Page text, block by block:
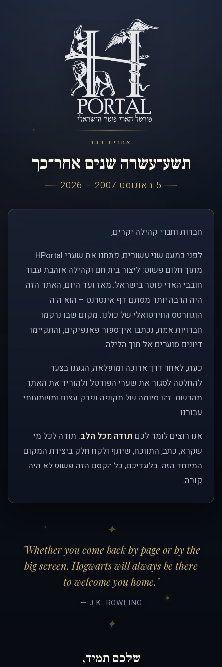
אחרית דבר
תשע־עשרה שנים אחר־כך
5 באוגוסט 2007 – 2026
חברות וחברי קהילה יקרים,
לפני כמעט שני עשורים, פתחנו את שערי HPortal
מתוך חלום פשוט: ליצור בית חם וקהילה אוהבת עבור
חובבי הארי פוטר בישראל. מאז ועד היום, האתר הזה
היה הרבה יותר מסתם דף אינטרנט – הוא היה
הוגוורטס הווירטואלי של כולנו. מקום שבו נרקמו
חברויות אמת, נכתבו אין־ספור פאנפיקים, והתקיימו
דיונים סוערים אל תוך הלילה.
כעת, לאחר דרך ארוכה ומופלאה, הגענו בצער
להחלטה לסגור את שערי הפורטל ולהוריד את האתר
מהרשת. זהו סיומה של תקופה ופרק עצום ומשמעותי
עבורנו.
אנו רוצים לומר לכם תודה מכל הלב. תודה לכל מי
שקרא, כתב, התווכח, שיתף ולקח חלק ביצירת המקום
המיוחד הזה. בלעדיכם, כל הקסם הזה פשוט לא היה
קורה.
"Whether you come back by page or by the
big screen, Hogwarts will always be there
to welcome you home."
— J.K. ROWLING
שלכם תמיד,